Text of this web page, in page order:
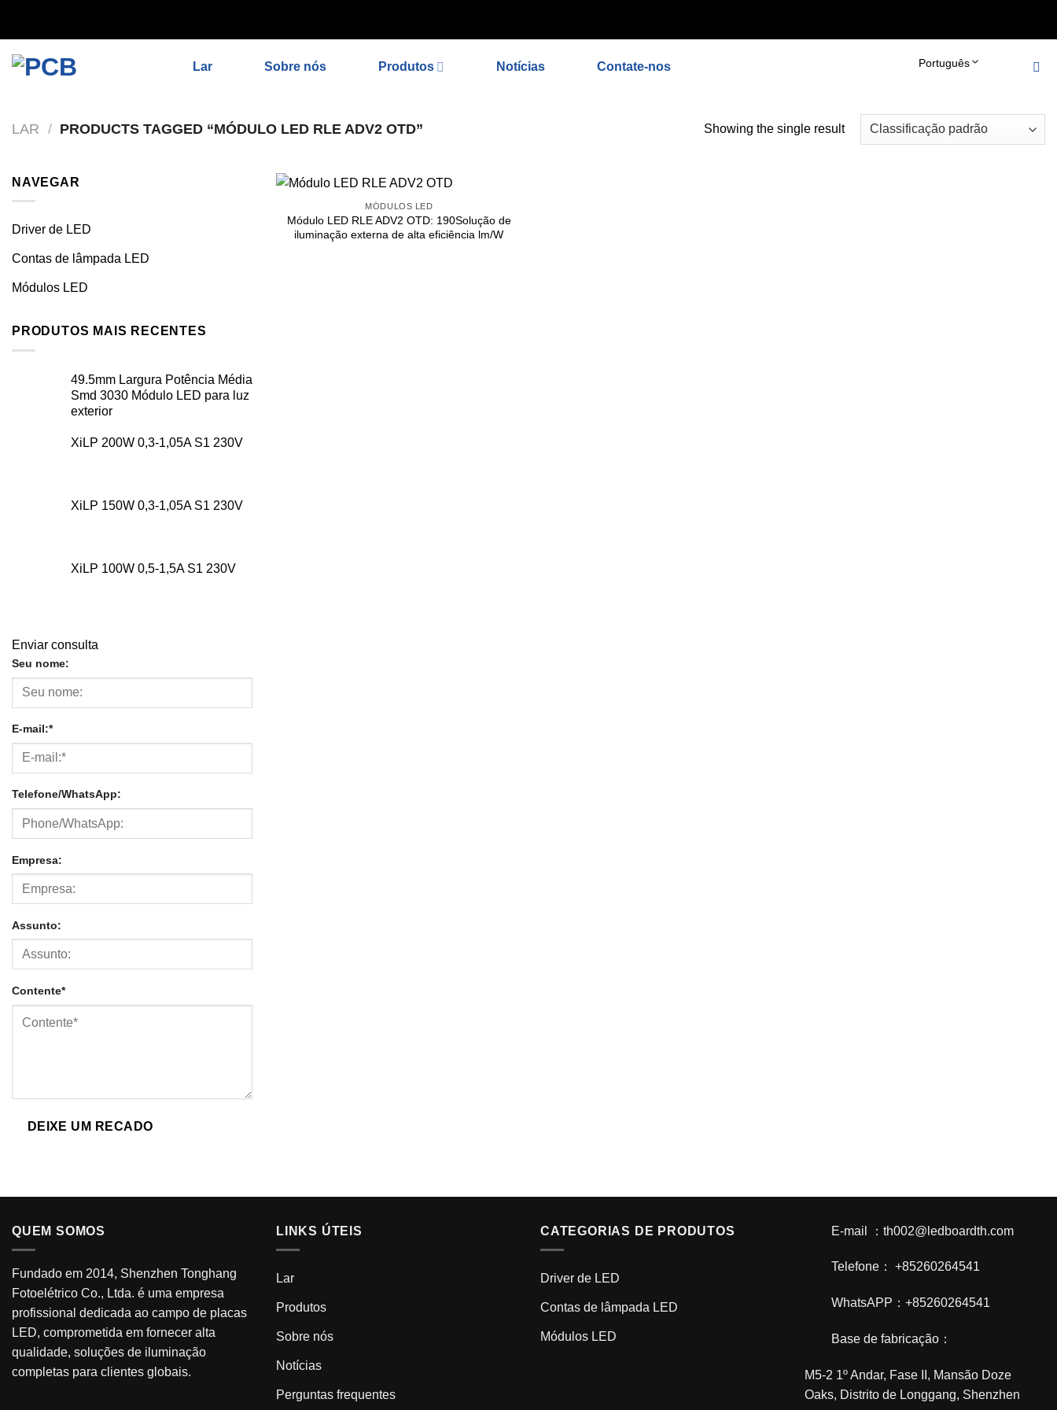
Lar Sobre nós Produtos Notícias Contate-nos Português
LAR / PRODUCTS TAGGED “MÓDULO LED RLE ADV2 OTD” Showing the single result
NAVEGAR
Driver de LED
Contas de lâmpada LED
Módulos LED
PRODUTOS MAIS RECENTES
49.5mm Largura Potência Média
Smd 3030 Módulo LED para luz
exterior
XiLP 200W 0,3-1,05A S1 230V
XiLP 150W 0,3-1,05A S1 230V
XiLP 100W 0,5-1,5A S1 230V
Enviar consulta
Seu nome:
E-mail:*
Telefone/WhatsApp:
Empresa:
Assunto:
Contente*
DEIXE UM RECADO
MÓDULOS LED
Módulo LED RLE ADV2 OTD: 190Solução de
iluminação externa de alta eficiência lm/W
QUEM SOMOS
Fundado em 2014, Shenzhen Tonghang
Fotoelétrico Co., Ltda. é uma empresa
profissional dedicada ao campo de placas
LED, comprometida em fornecer alta
qualidade, soluções de iluminação
completas para clientes globais.
LINKS ÚTEIS
Lar
Produtos
Sobre nós
Notícias
Perguntas frequentes
CATEGORIAS DE PRODUTOS
Driver de LED
Contas de lâmpada LED
Módulos LED
E-mail ：th002@ledboardth.com
Telefone： +85260264541
WhatsAPP：+85260264541
Base de fabricação：
M5-2 1º Andar, Fase II, Mansão Doze
Oaks, Distrito de Longgang, Shenzhen